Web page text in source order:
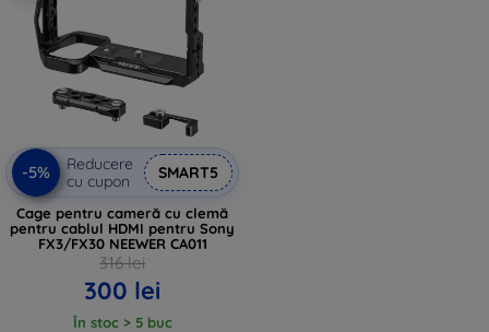
-5%
Reducere
cu cupon
SMART5
Cage pentru cameră cu clemă
pentru cablul HDMI pentru Sony
FX3/FX30 NEEWER CA011
316 lei
300 lei
În stoc > 5 buc